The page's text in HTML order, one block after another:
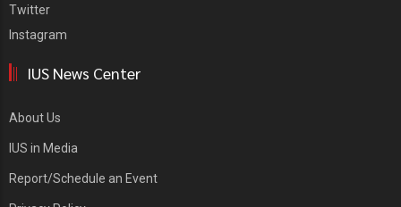
Twitter
Instagram
IUS News Center
About Us
IUS in Media
Report/Schedule an Event